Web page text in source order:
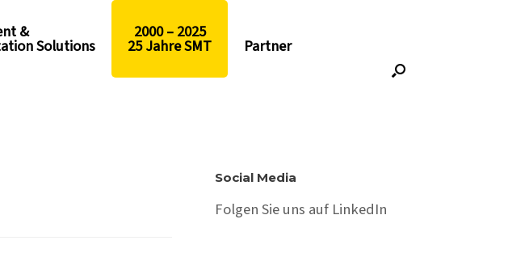
&
Solutions
2000 – 2025
25 Jahre SMT Partner
Social Media
Folgen Sie uns auf LinkedIn